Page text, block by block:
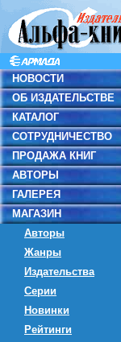
НОВОСТИ
ОБ ИЗДАТЕЛЬСТВЕ
КАТАЛОГ
СОТРУДНИЧЕСТВО
ПРОДАЖА КНИГ
АВТОРЫ
ГАЛЕРЕЯ
МАГАЗИН
Авторы
Жанры
Издательства
Серии
Новинки
Рейтинги